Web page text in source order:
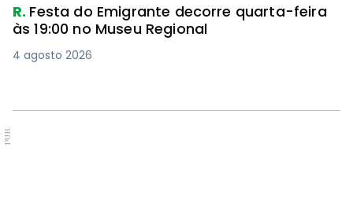
R. Festa do Emigrante decorre quarta-feira
às 19:00 no Museu Regional
4 agosto 2026
PUB.